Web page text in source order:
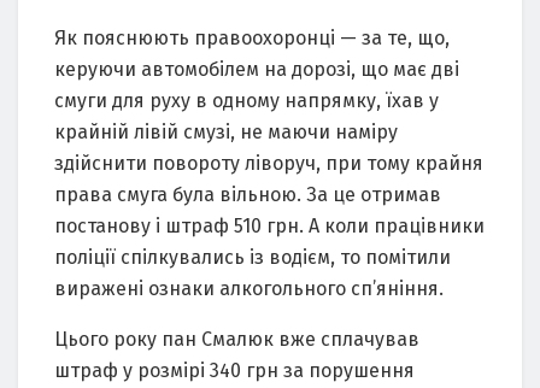
Як пояснюють правоохоронці — за те, що,
керуючи автомобілем на дорозі, що має дві
смуги для руху в одному напрямку, їхав у
крайній лівій смузі, не маючи наміру
здійснити повороту ліворуч, при тому крайня
права смуга була вільною. За це отримав
постанову і штраф 510 грн. А коли працівники
поліції спілкувались із водієм, то помітили
виражені ознаки алкогольного сп’яніння.
Цього року пан Смалюк вже сплачував
штраф у розмірі 340 грн за порушення